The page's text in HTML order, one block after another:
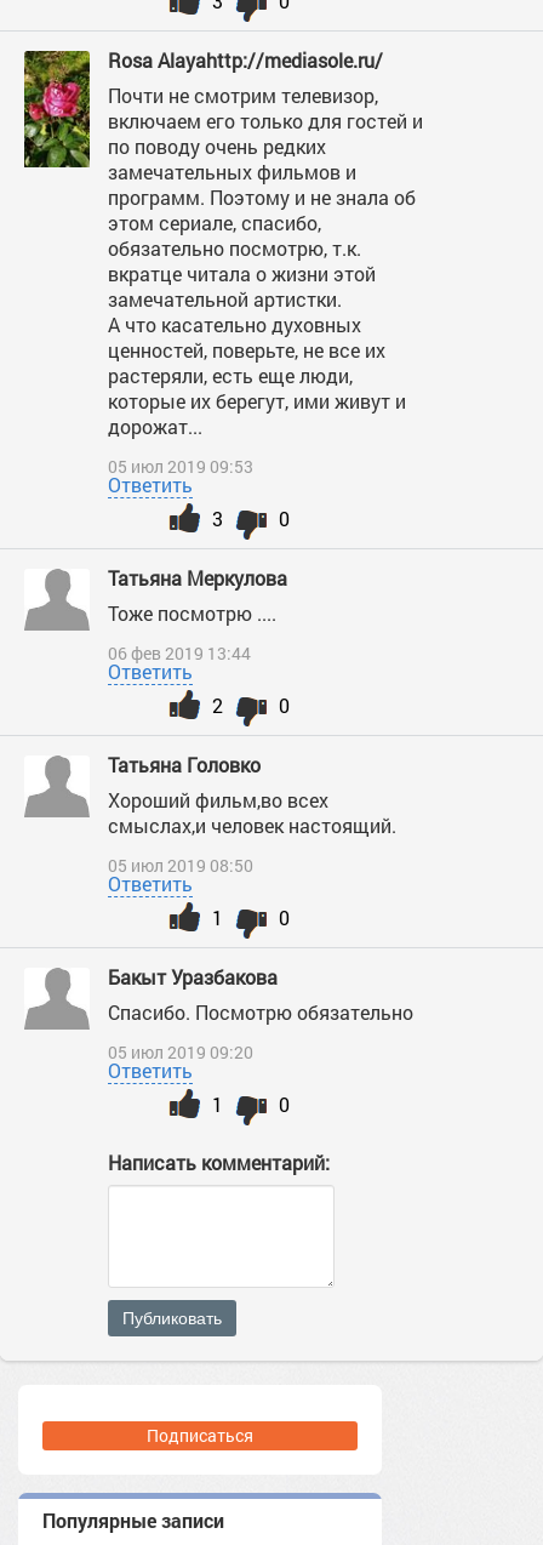
Rosa Alayahttp://mediasole.ru/
Почти не смотрим телевизор,
включаем его только для гостей и
по поводу очень редких
замечательных фильмов и
программ. Поэтому и не знала об
этом сериале, спасибо,
обязательно посмотрю, т.к.
вкратце читала о жизни этой
замечательной артистки.
А что касательно духовных
ценностей, поверьте, не все их
растеряли, есть еще люди,
которые их берегут, ими живут и
дорожат...
05 июл 2019 09:53
Ответить
0
3
Татьяна Меркулова
Тоже посмотрю ....
06 фев 2019 13:44
Ответить
0
2
Татьяна Головко
Хороший фильм,во всех
смыслах,и человек настоящий.
05 июл 2019 08:50
Ответить
0
1
Бакыт Уразбакова
Спасибо. Посмотрю обязательно
05 июл 2019 09:20
Ответить
0
1
Написать комментарий:
Публиковать
Подписаться
Популярные записи